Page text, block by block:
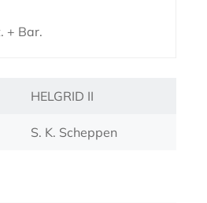
+ Bar.
HELGRID II
S. K. Scheppen